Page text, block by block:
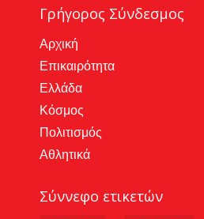
Γρήγορος Σύνδεσμος
Αρχική
Επικαιρότητα
Ελλάδα
Κόσμος
Πολιτισμός
Αθλητικά
Σύννεφο ετικετών